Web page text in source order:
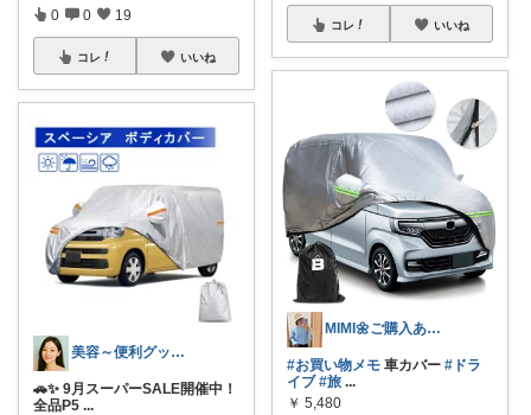
0 0 19
コレ いいね
美容～便利グッズメイン✨
🚗✨ 9月スーパーSALE開催中！
全品P5 ...
コレ いいね
MIMI🌼ご購入ありがとうございます。
#お買い物メモ 車カバー #ドラ
イブ #旅 ...
￥ 5,480